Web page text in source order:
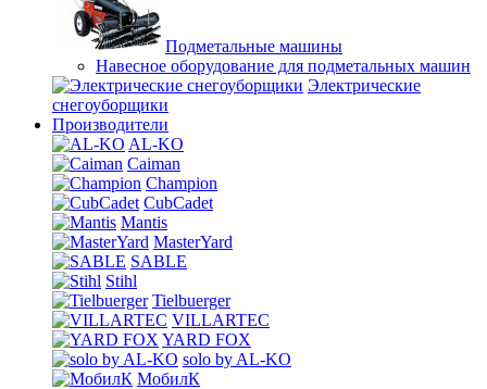
Подметальные машины
Навесное оборудование для подметальных машин
Электрические
снегоуборщики
Производители
AL-KO
Caiman
Champion
CubCadet
Mantis
MasterYard
SABLE
Stihl
Tielbuerger
VILLARTEC
YARD FOX
solo by AL-KO
МобилК